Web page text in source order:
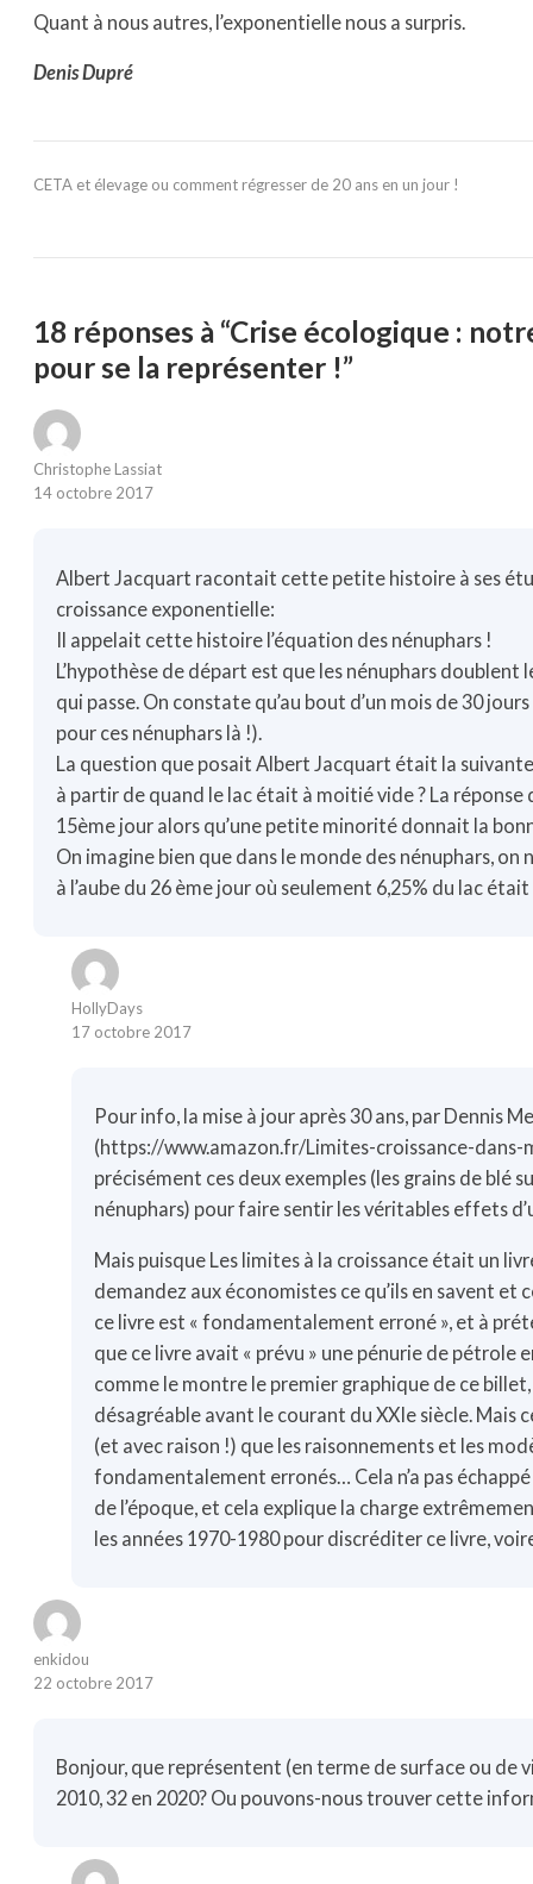
Quant à nous autres, l’exponentielle nous a surpris.
Denis Dupré
CETA et élevage ou comment régresser de 20 ans en un jour !
18 réponses à “Crise écologique :
pour se la représenter !”
Christophe Lassiat
14 octobre 2017
Albert Jacquart racontait cette petite histoire à ses
croissance exponentielle:
Il appelait cette histoire l’équation des nénuphars !
L’hypothèse de départ est que les nénuphars
qui passe. On constate qu’au bout d’un mois de 30
pour ces nénuphars là !).
La question que posait Albert Jacquart était la
à partir de quand le lac était à moitié vide ? La
15ème jour alors qu’une petite minorité donnait la
On imagine bien que dans le monde des nénuphars,
à l’aube du 26 ème jour où seulement 6,25% du lac
HollyDays
17 octobre 2017
Pour info, la mise à jour après 30 ans, par Dennis
(https://www.amazon.fr/Limites-croissance-
précisément ces deux exemples (les grains de blé
nénuphars) pour faire sentir les véritables effets
Mais puisque Les limites à la croissance était un
demandez aux économistes ce qu’ils en savent et
ce livre est « fondamentalement erroné », et à
que ce livre avait « prévu » une pénurie de pétrole
comme le montre le premier graphique de ce
désagréable avant le courant du XXIe siècle.
(et avec raison !) que les raisonnements et les
fondamentalement erronés… Cela n’a pas
de l’époque, et cela explique la charge
les années 1970-1980 pour discréditer ce livre,
enkidou
22 octobre 2017
Bonjour, que représentent (en terme de surface ou de
2010, 32 en 2020? Ou pouvons-nous trouver cette